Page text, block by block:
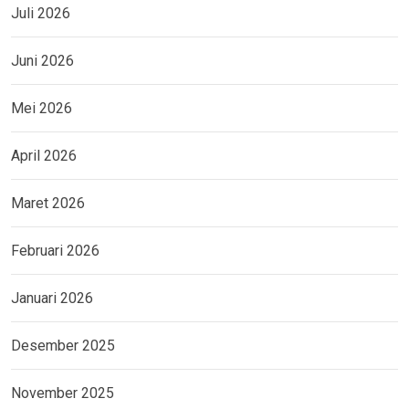
Juli 2026
Juni 2026
Mei 2026
April 2026
Maret 2026
Februari 2026
Januari 2026
Desember 2025
November 2025